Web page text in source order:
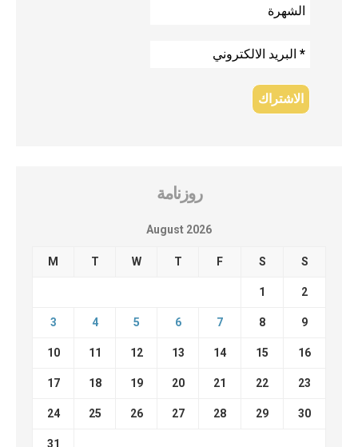
روزنامة
August 2026
M T W T F S S
1 2
3 4 5 6 7 8 9
10 11 12 13 14 15 16
17 18 19 20 21 22 23
24 25 26 27 28 29 30
31